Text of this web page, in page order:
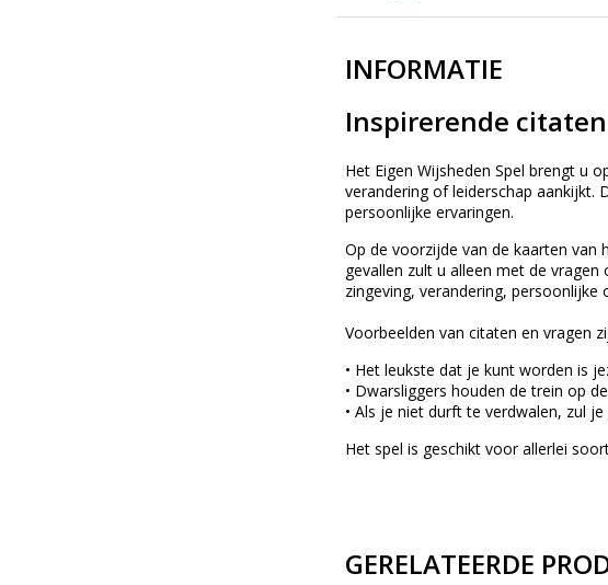
INFORMATIE
Inspirerende
Het Eigen Wijsheden Spel brengt u
verandering of leiderschap aankijkt.
persoonlijke ervaringen.
Op de voorzijde van de kaarten van
gevallen zult u alleen met de
zingeving, verandering,
Voorbeelden van citaten en vragen
• Het leukste dat je kunt worden is
• Dwarsliggers houden de trein op
• Als je niet durft te verdwalen, zul
Het spel is geschikt voor allerlei
GERELATEERDE